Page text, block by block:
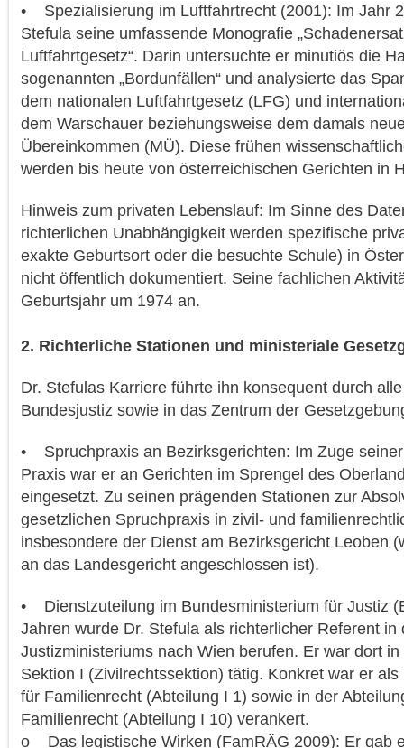
• Spezialisierung im Luftfahrtrecht (2001): Im Jahr
Stefula seine umfassende Monografie
Luftfahrtgesetz“. Darin untersuchte er minutiös die
sogenannten „Bordunfällen“ und analysierte das
dem nationalen Luftfahrtgesetz (LFG) und
dem Warschauer beziehungsweise dem damals
Übereinkommen (MÜ). Diese frühen
werden bis heute von österreichischen Gerichten in
Hinweis zum privaten Lebenslauf: Im Sinne des
richterlichen Unabhängigkeit werden spezifische
exakte Geburtsort oder die besuchte Schule) in
nicht öffentlich dokumentiert. Seine fachlichen
Geburtsjahr um 1974 an.
2. Richterliche Stationen und ministeriale
Dr. Stefulas Karriere führte ihn konsequent durch
Bundesjustiz sowie in das Zentrum der
• Spruchpraxis an Bezirksgerichten: Im Zuge
Praxis war er an Gerichten im Sprengel des
eingesetzt. Zu seinen prägenden Stationen zur
gesetzlichen Spruchpraxis in zivil- und
insbesondere der Dienst am Bezirksgericht Leoben
an das Landesgericht angeschlossen ist).
• Dienstzuteilung im Bundesministerium für Justiz
Jahren wurde Dr. Stefula als richterlicher Referent in
Justizministeriums nach Wien berufen. Er war dort
Sektion I (Zivilrechtssektion) tätig. Konkret war er
für Familienrecht (Abteilung I 1) sowie in der
Familienrecht (Abteilung I 10) verankert.
o Das legistische Wirken (FamRÄG 2009): Er gab